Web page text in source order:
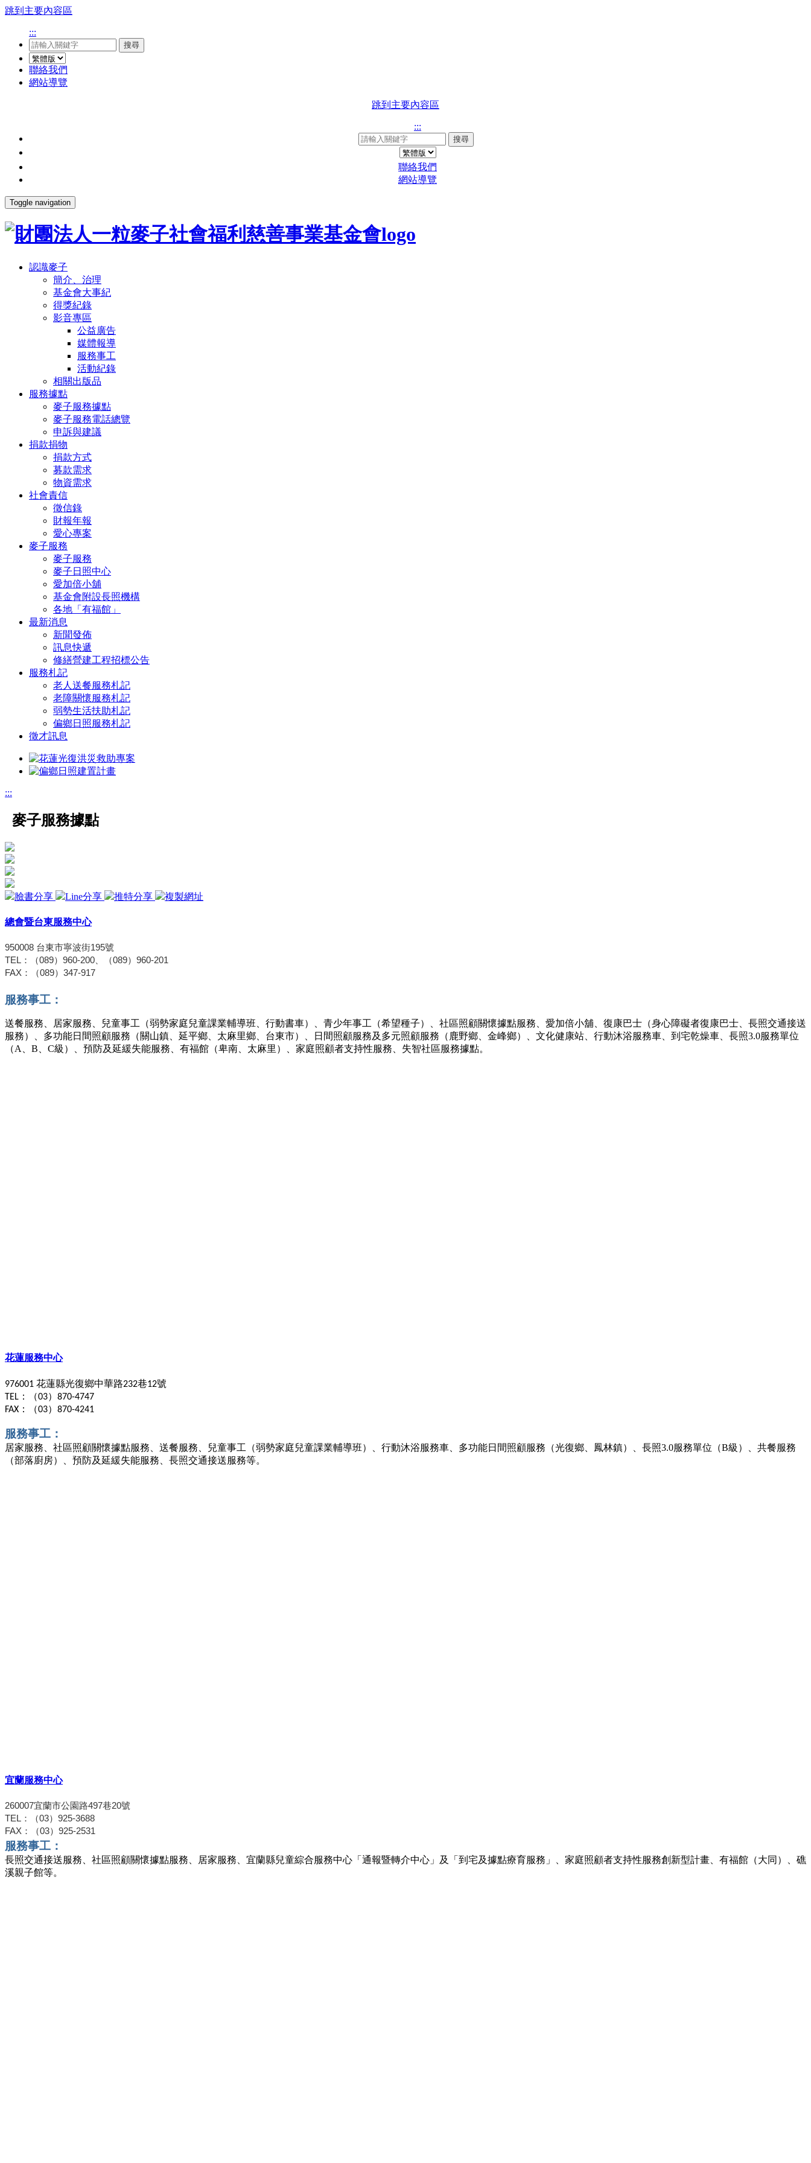
跳到主要內容區
:::
搜尋
聯絡我們
網站導覽
跳到主要內容區
:::
搜尋
聯絡我們
網站導覽
Toggle navigation
認識麥子
簡介、治理
基金會大事紀
得獎紀錄
影音專區
公益廣告
媒體報導
服務事工
活動紀錄
相關出版品
服務據點
麥子服務據點
麥子服務電話總覽
申訴與建議
捐款捐物
捐款方式
募款需求
物資需求
社會責信
徵信錄
財報年報
愛心專案
麥子服務
麥子服務
麥子日照中心
愛加倍小舖
基金會附設長照機構
各地「有福館」
最新消息
新聞發佈
訊息快遞
修繕營建工程招標公告
服務札記
老人送餐服務札記
老障關懷服務札記
弱勢生活扶助札記
偏鄉日照服務札記
徵才訊息
:::
麥子服務據點
臉書分享 Line分享 推特分享 複製網址
總會暨台東服務中心
950008 台東市寧波街195號
TEL ：（089） 960-200 、（089） 960-201
FAX ：（089） 347-917
服務事工：
送餐服務、居家服務、兒童事工（弱勢家庭兒童課業輔導班、行動書車）、青少年事工（希望種子）、社區照顧關懷據點服務、愛加倍小舖、復康巴士（身心障礙者復康巴士、長照交通接送
服務）、 多功能日間照顧服務（關山鎮、延平鄉 、太麻里鄉、 台東市）
、日間照顧服務及多元照顧服務（鹿野鄉、金峰鄉）、文化健康站、行動沐浴服務車、到宅乾燥車、長照3.0服務單位
（A、B、C級）、預防及延緩失能服務、有福館（卑南
太麻里） 家庭照顧者支持性服務 失智社區服務據點。
花蓮服務中心
976001 花蓮縣光復鄉中華路232巷12號
TEL ：（03） 870-4747
FAX ：（03） 870-4241
服務事工：
居家服務、社區照顧關懷據點服務、送餐服務、兒童事工（弱勢家庭兒童課業輔導班）、行動沐浴服務車、多功能日間照顧服務（光復鄉、鳳林鎮）、長照3.0服務單位（B級）、共餐服務
（部落廚房）、預防及延緩失能服務、長照交通接送服務等。
宜蘭服務中心
260007宜蘭市公園路497巷20號
TEL ：（03） 925-3688
FAX ：（03） 925-2531
服務事工：
長照交通接送服務、社區照顧關懷據點服務、居家服務、宜蘭縣兒童綜合服務中心「通報暨轉介中心」及「到宅及據點療育服務」、家庭照顧者支持性服務創新型計畫
有福館（大同）、礁
溪親子館等。